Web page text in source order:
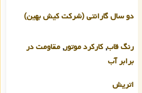
دو سال گارانتی (شرکت کیش بهین)
رنگ قاب, کارکرد موتور, مقاومت در
برابر آب
اتریش